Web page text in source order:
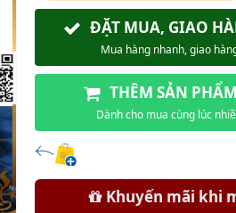
ĐẶT MUA, GIAO
Mua hàng nhanh, giao
THÊM SẢN
Dành cho mua cùng lúc
Khuyến mãi khi